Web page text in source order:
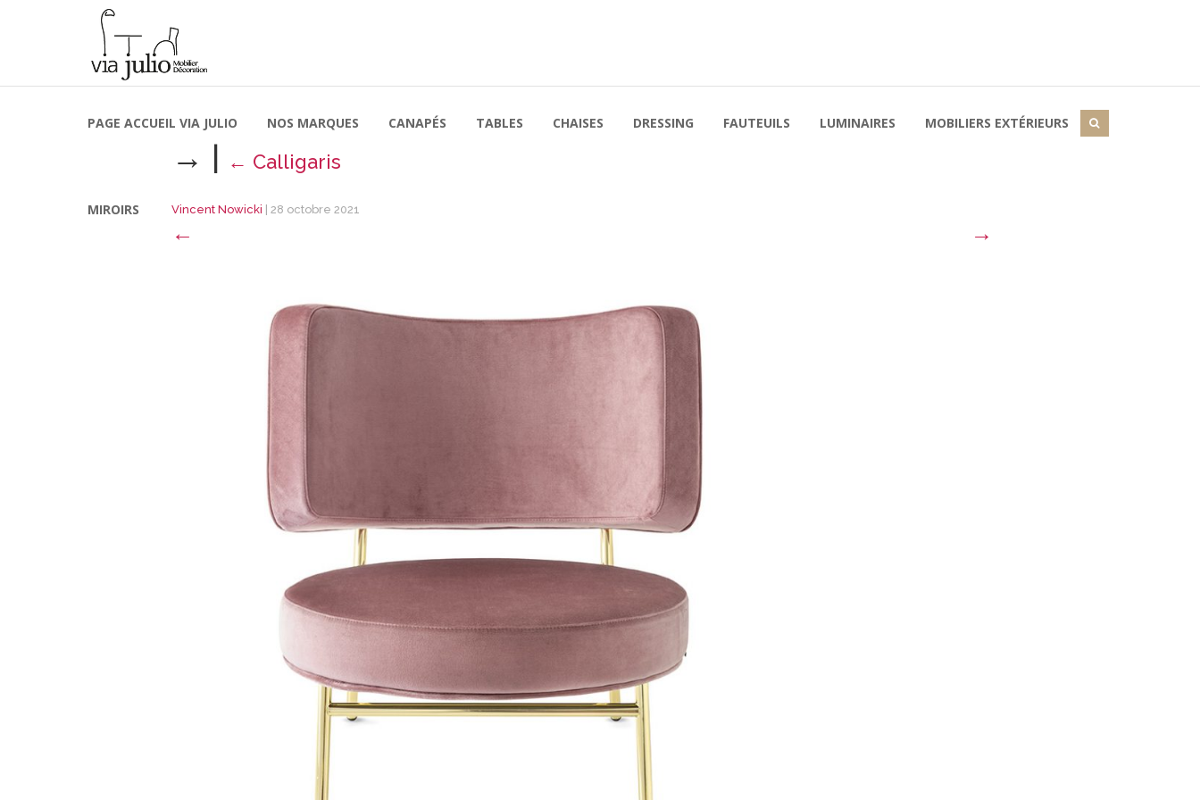
PAGE ACCUEIL VIA JULIO NOS MARQUES CANAPÉS TABLES CHAISES DRESSING FAUTEUILS LUMINAIRES MOBILIERS EXTÉRIEURS
MIROIRS
→ | ← Calligaris
Vincent Nowicki 28 octobre 2021
← →